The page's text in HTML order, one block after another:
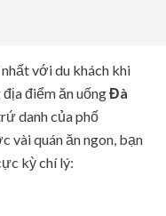
với du khách khi
địa điểm ăn uốngĐà
danh của phố
vài quán ăn ngon, bạn
kỳ chí lý: